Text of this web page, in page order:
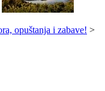
opuštanja i zabave! >